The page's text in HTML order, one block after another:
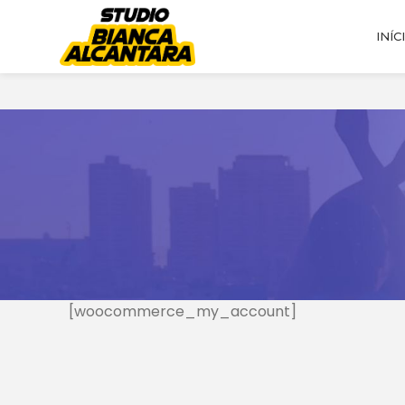
[woocommerce_my_account]